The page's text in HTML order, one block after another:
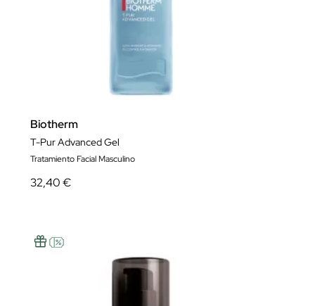
Biotherm
T-Pur Advanced Gel
Tratamiento Facial Masculino
32,40 €